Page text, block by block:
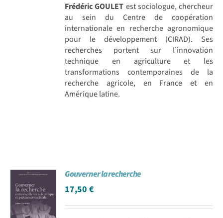
Frédéric GOULET est sociologue, chercheur
au sein du Centre de coopération
internationale en recherche agronomique
pour le développement (CIRAD). Ses
recherches portent sur l’innovation
technique en agriculture et les
transformations contemporaines de la
recherche agricole, en France et en
Amérique latine.
Gouverner la recherche
17,50€